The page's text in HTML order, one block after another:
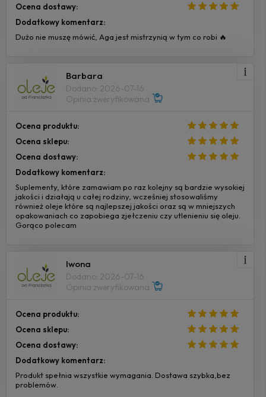
Ocena dostawy:
Dodatkowy komentarz:
Dużo nie muszę mówić, Aga jest mistrzynią w tym co robi 🔥
Barbara
Dodano: 2026-07-16
Opinia zweryfikowana
Ocena produktu:
Ocena sklepu:
Ocena dostawy:
Dodatkowy komentarz:
Suplementy, które zamawiam po raz kolejny są bardzie wysokiej
jakości i działają u całej rodziny, wcześniej stosowaliśmy
również oleje które są najlepszej jakości oraz są w mniejszych
opakowaniach co zapobiega zjełczeniu czy utlenieniu się oleju.
Gorąco polecam
Iwona
Dodano: 2026-07-16
Opinia zweryfikowana
Ocena produktu:
Ocena sklepu:
Ocena dostawy:
Dodatkowy komentarz:
Produkt spełnia wszystkie wymagania. Dostawa szybka,bez
problemów.